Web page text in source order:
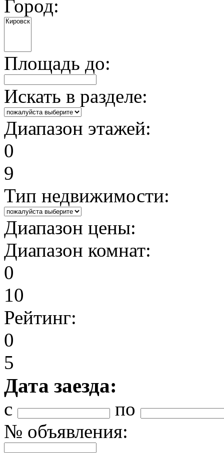
Город:
Площадь до:
Искать в разделе:
Диапазон этажей:
0
9
Тип недвижимости:
Диапазон цены:
Диапазон комнат:
0
10
Рейтинг:
0
5
Дата заезда:
с
по
№ объявления: